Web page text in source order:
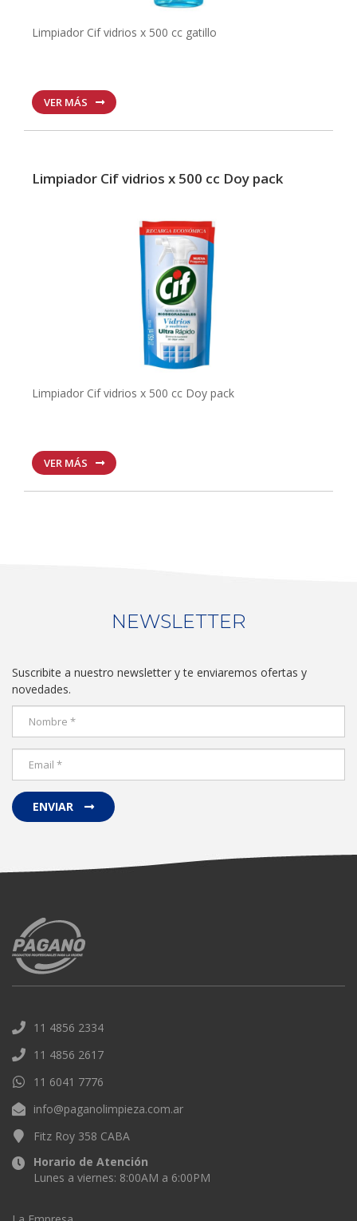
Limpiador Cif vidrios x 500 cc gatillo
VER MÁS
Limpiador Cif vidrios x 500 cc Doy pack
Limpiador Cif vidrios x 500 cc Doy pack
VER MÁS
NEWSLETTER
Suscribite a nuestro newsletter y te enviaremos ofertas y
novedades.
ENVIAR
11 4856 2334
11 4856 2617
11 6041 7776
info@paganolimpieza.com.ar
Fitz Roy 358 CABA
Horario de Atención
Lunes a viernes: 8:00AM a 6:00PM